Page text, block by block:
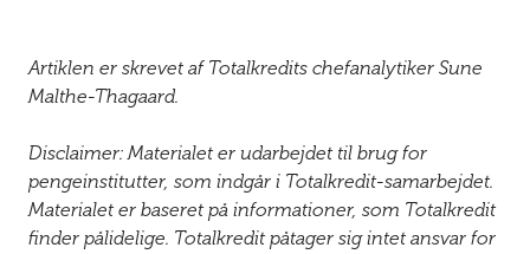
Artiklen er skrevet af Totalkredits chefanalytiker Sune
Malthe-Thagaard.
Disclaimer: Materialet er udarbejdet til brug for
pengeinstitutter, som indgår i Totalkredit-samarbejdet.
Materialet er baseret på informationer, som Totalkredit
finder pålidelige. Totalkredit påtager sig intet ansvar for